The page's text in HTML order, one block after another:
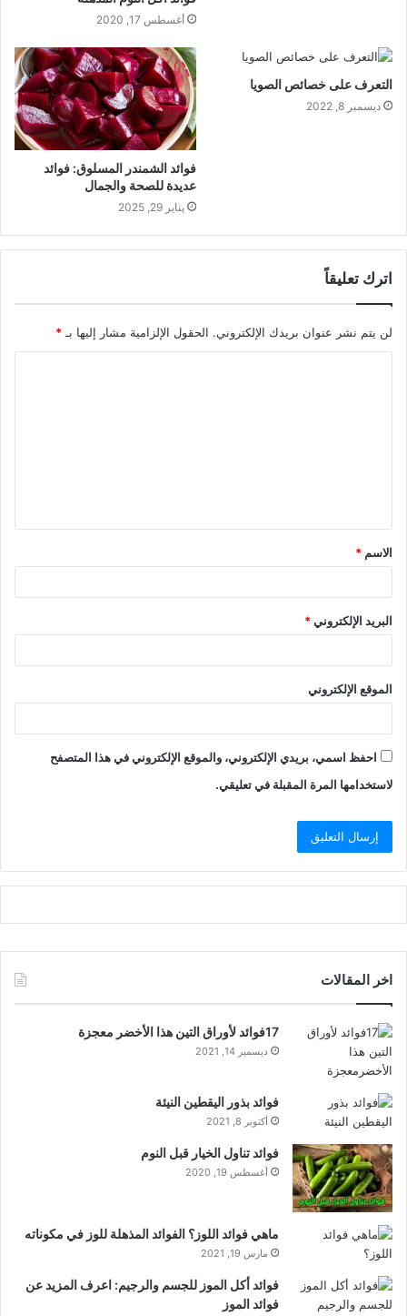
أغسطس 17, 2020
التعرف على خصائص الصويا
ديسمبر 8, 2022
فوائد الشمندر المسلوق: فوائد
عديدة للصحة والجمال
يناير 29, 2025
اترك تعليقاً
لن يتم نشر عنوان بريدك الإلكتروني. الحقول الإلزامية مشار إليها بـ*
ق
*
الاسم *
البريد الإلكتروني*
الموقع الإلكتروني
احفظ اسمي، بريدي الإلكتروني، والموقع الإلكتروني في هذا المتصفح
لاستخدامها المرة المقبلة في تعليقي.
اخر المقالات
17فوائد لأوراق التين هذا الأخضر معجزة
ديسمبر 14, 2021
فوائد بذور اليقطين النيئة
أكتوبر 8, 2021
فوائد تناول الخيار قبل النوم
أغسطس 19, 2020
ماهي فوائد اللوز؟ الفوائد المذهلة للوز في مكوناته
مارس 19, 2021
فوائد أكل الموز للجسم والرجيم: اعرف المزيد عن
فوائد الموز